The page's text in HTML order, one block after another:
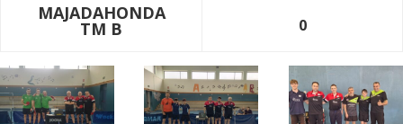
MAJADAHONDA
TM B 0